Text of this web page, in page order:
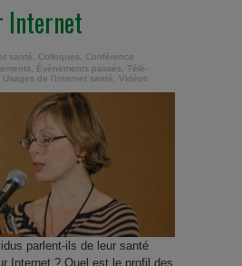
Internet
santé Colloques
Conférence
Évènements passés Télé-
Usages de l'Internet santé Vidéos
parlent-ils de leur santé
Internet ? Quel est le profil des